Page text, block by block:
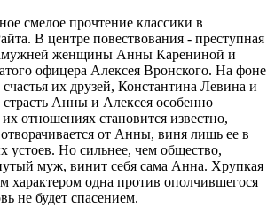
смелое прочтение классики в
В центре повествования - преступная
женщины Анны Карениной и
офицера Алексея Вронского. На фоне
их друзей, Константина Левина и
Анны и Алексея особенно
отношениях становится известно,
от Анны, виня лишь ее в
устоев. Но сильнее, чем общество,
муж, винит себя сама Анна. Хрупкая
характером одна против ополчившегося
не будет спасением.